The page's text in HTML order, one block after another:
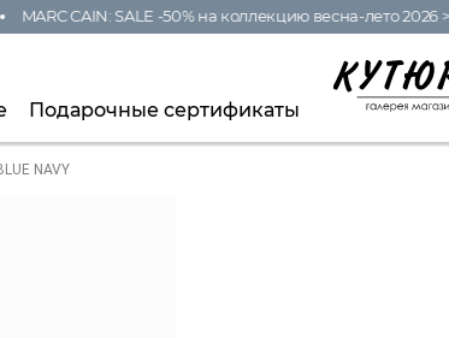
MARC CAIN: SALE -50% на коллекцию весна-лето 2026 >>>
Подарочные сертификаты
NAVY